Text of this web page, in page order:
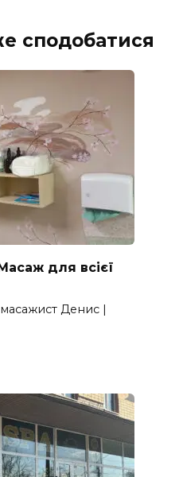
сподобатися
для всієї
масажист Денис |